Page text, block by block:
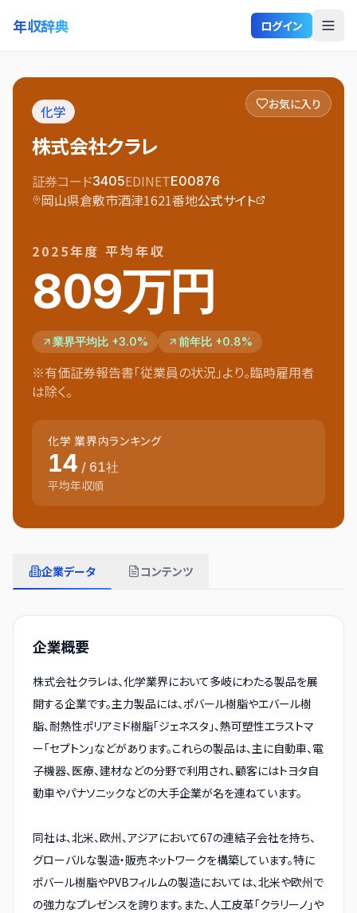
年収辞典 ログイン
お気に入り
化学
株式会社クラレ
証券コード3405EDINETE00876
岡山県倉敷市酒津1621番地公式サイト
2025年度 平均年収
809万円
業界平均比 +3.0% 前年比 +0.8%
※有価証券報告書「従業員の状況」より。臨時雇用者
は除く。
化学 業界内ランキング
14 / 61社
平均年収順
企業データ コンテンツ
企業概要
株式会社クラレは、化学業界において多岐にわたる製品を展
開する企業です。主力製品には、ポバール樹脂やエバール樹
脂、耐熱性ポリアミド樹脂「ジェネスタ」、熱可塑性エラストマ
ー「セプトン」などがあります。これらの製品は、主に自動車、電
子機器、医療、建材などの分野で利用され、顧客にはトヨタ自
動車やパナソニックなどの大手企業が名を連ねています。
同社は、北米、欧州、アジアにおいて67の連結子会社を持ち、
グローバルな製造・販売ネットワークを構築しています。特に
ポバール樹脂やPVBフィルムの製造においては、北米や欧州で
の強力なプレゼンスを誇ります。また、人工皮革「クラリーノ」や